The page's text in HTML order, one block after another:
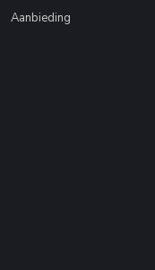
Aanbieding